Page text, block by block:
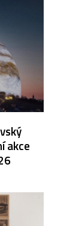
akce